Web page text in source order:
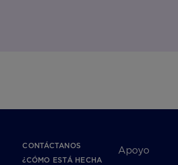
CONTÁCTANOS
¿CÓMO ESTÁ HECHA
Apoyo